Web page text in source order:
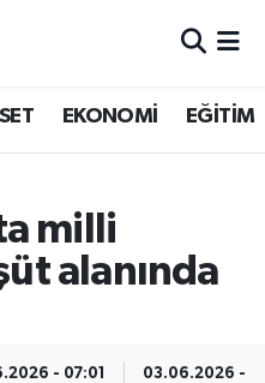
EKONOMİ EĞİTİM
milli
alanında
- 07:01 03.06.2026 -
ve Fikstür